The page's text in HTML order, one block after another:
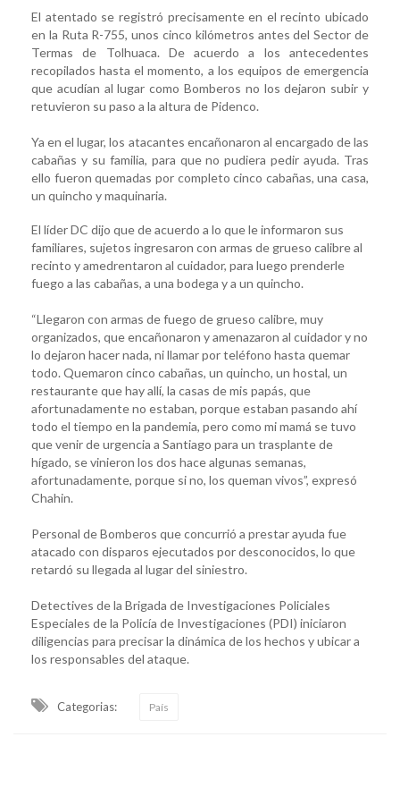
El atentado se registró precisamente en el recinto ubicado
en la Ruta R-755, unos cinco kilómetros antes del Sector de
Termas de Tolhuaca. De acuerdo a los antecedentes
recopilados hasta el momento, a los equipos de emergencia
que acudían al lugar como Bomberos no los dejaron subir y
retuvieron su paso a la altura de Pidenco.
Ya en el lugar, los atacantes encañonaron al encargado de las
cabañas y su familia, para que no pudiera pedir ayuda. Tras
ello fueron quemadas por completo cinco cabañas, una casa,
un quincho y maquinaria.
El líder DC dijo que de acuerdo a lo que le informaron sus
familiares, sujetos ingresaron con armas de grueso calibre al
recinto y amedrentaron al cuidador, para luego prenderle
fuego a las cabañas, a una bodega y a un quincho.
“Llegaron con armas de fuego de grueso calibre, muy
organizados, que encañonaron y amenazaron al cuidador y no
lo dejaron hacer nada, ni llamar por teléfono hasta quemar
todo. Quemaron cinco cabañas, un quincho, un hostal, un
restaurante que hay allí, la casas de mis papás, que
afortunadamente no estaban, porque estaban pasando ahí
todo el tiempo en la pandemia, pero como mi mamá se tuvo
que venir de urgencia a Santiago para un trasplante de
hígado, se vinieron los dos hace algunas semanas,
afortunadamente, porque si no, los queman vivos”, expresó
Chahin.
Personal de Bomberos que concurrió a prestar ayuda fue
atacado con disparos ejecutados por desconocidos, lo que
retardó su llegada al lugar del siniestro.
Detectives de la Brigada de Investigaciones Policiales
Especiales de la Policía de Investigaciones (PDI) iniciaron
diligencias para precisar la dinámica de los hechos y ubicar a
los responsables del ataque.
Categorias: País